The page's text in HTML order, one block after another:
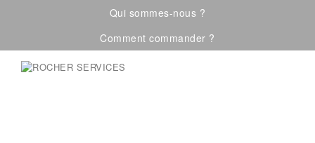
Qui sommes-nous ?
Comment commander ?